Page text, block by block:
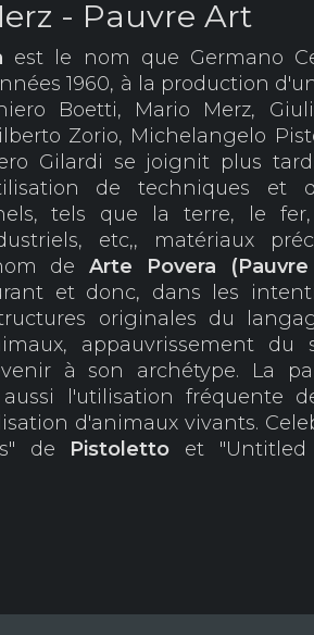
- Pauvre Art
est le nom que Germano
1960, à la production
Boetti, Mario Merz,
Zorio, Michelangelo
Gilardi se joignit plus
de techniques et
tels que la terre, le
etc,, matériaux
deArte Povera (
et donc, dans les
originales du
appauvrissement du
à son archétype. La
l'utilisation fréquente
d'animaux vivants.
de Pistoletto et "Untitled